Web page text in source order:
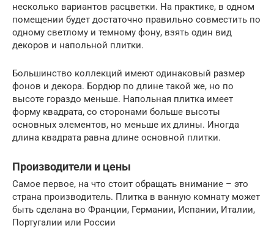
несколько вариантов расцветки. На практике, в одном
помещении будет достаточно правильно совместить по
одному светлому и темному фону, взять один вид
декоров и напольной плитки.
Большинство коллекций имеют одинаковый размер
фонов и декора. Бордюр по длине такой же, но по
высоте гораздо меньше. Напольная плитка имеет
форму квадрата, со сторонами больше высоты
основных элементов, но меньше их длины. Иногда
длина квадрата равна длине основной плитки.
Производители и цены
Самое первое, на что стоит обращать внимание – это
страна производитель. Плитка в ванную комнату может
быть сделана во Франции, Германии, Испании, Италии,
Португалии или России